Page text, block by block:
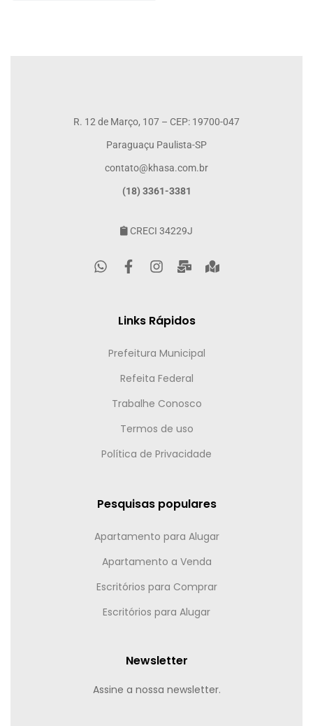
R. 12 de Março, 107 – CEP: 19700-047
Paraguaçu Paulista-SP
contato@khasa.com.br
(18) 3361-3381
CRECI 34229J
Links Rápidos
Prefeitura Municipal
Refeita Federal
Trabalhe Conosco
Termos de uso
Política de Privacidade
Pesquisas populares
Apartamento para Alugar
Apartamento a Venda
Escritórios para Comprar
Escritórios para Alugar
Newsletter
Assine a nossa newsletter.